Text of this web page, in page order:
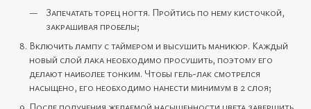
Запечатать торец ногтя. Пройтись по нему кисточкой,
закрашивая пробелы;
Включить лампу с таймером и высушить маникюр. Каждый
новый слой лака необходимо просушить, поэтому его
делают наиболее тонким. Чтобы гель-лак смотрелся
насыщено, его необходимо нанести минимум в 2 слоя;